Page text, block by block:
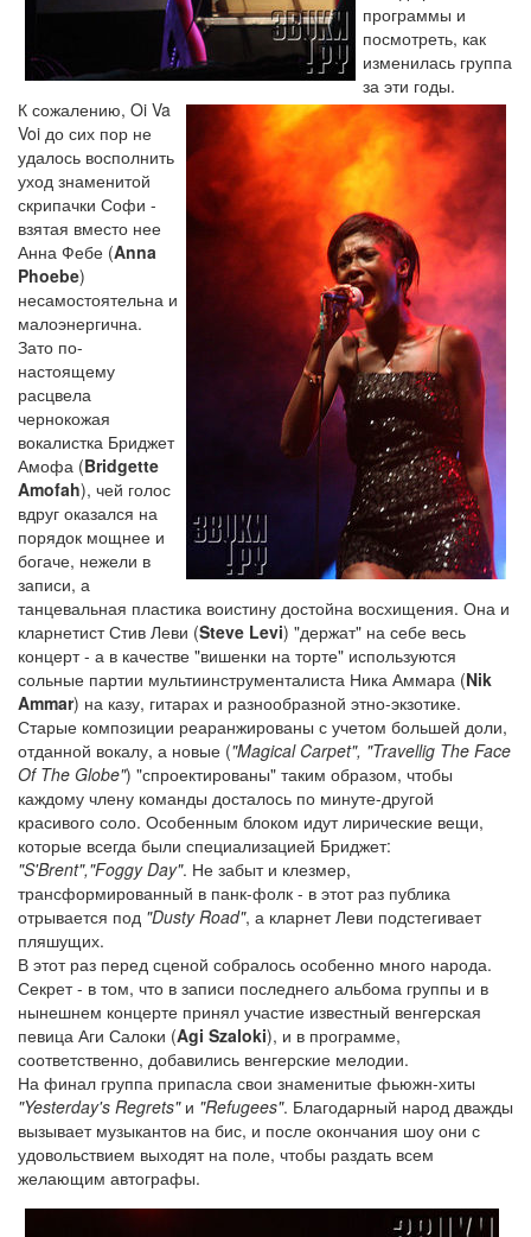
программы и
посмотреть, как
изменилась группа
за эти годы.
К сожалению, Oi Va
Voi до сих пор не
удалось восполнить
уход знаменитой
скрипачки Софи -
взятая вместо нее
Анна Фебе (Anna
Phoebe)
несамостоятельна и
малоэнергична.
Зато по-
настоящему
расцвела
чернокожая
вокалистка Бриджет
Амофа (Bridgette
Amofah), чей голос
вдруг оказался на
порядок мощнее и
богаче, нежели в
записи, а
танцевальная пластика воистину достойна восхищения. Она и
кларнетист Стив Леви (Steve Levi) "держат" на себе весь
концерт - а в качестве "вишенки на торте" используются
сольные партии мультиинструменталиста Ника Аммара (Nik
Ammar) на казу, гитарах и разнообразной этно-экзотике.
Старые композиции реаранжированы с учетом большей доли,
отданной вокалу, а новые ("Magical Carpet", "Travellig The Face
Of The Globe") "спроектированы" таким образом, чтобы
каждому члену команды досталось по минуте-другой
красивого соло. Особенным блоком идут лирические вещи,
которые всегда были специализацией Бриджет:
"S'Brent","Foggy Day". Не забыт и клезмер,
трансформированный в панк-фолк - в этот раз публика
отрывается под "Dusty Road", а кларнет Леви подстегивает
пляшущих.
В этот раз перед сценой собралось особенно много народа.
Секрет - в том, что в записи последнего альбома группы и в
нынешнем концерте принял участие известный венгерская
певица Аги Салоки (Agi Szaloki), и в программе,
соответственно, добавились венгерские мелодии.
На финал группа припасла свои знаменитые фьюжн-хиты
"Yesterday's Regrets"и "Refugees". Благодарный народ дважды
вызывает музыкантов на бис, и после окончания шоу они с
удовольствием выходят на поле, чтобы раздать всем
желающим автографы.